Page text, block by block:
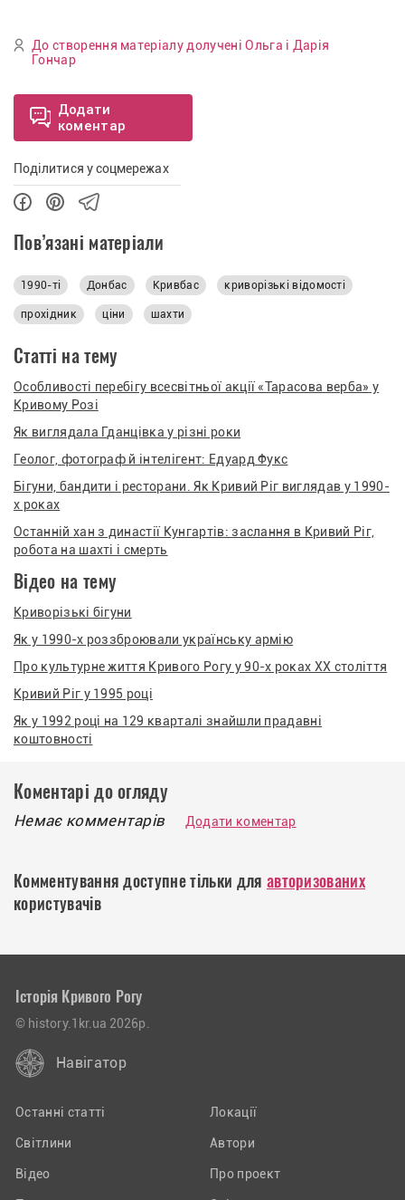
До створення матеріалу долучені Ольга і Дарія
Гончар
Додати
коментар
Поділитися у соцмережах
Пов’язані матеріали
1990-ті Донбас Кривбас криворізькі відомості
прохідник ціни шахти
Статті на тему
Особливості перебігу всесвітньої акції «Тарасова верба» у
Кривому Розі
Як виглядала Гданцівка у різні роки
Геолог, фотограф й інтелігент: Едуард Фукс
Бігуни, бандити і ресторани. Як Кривий Ріг виглядав у 1990-
х роках
Останній хан з династії Кунгартів: заслання в Кривий Ріг,
робота на шахті і смерть
Відео на тему
Криворізькі бігуни
Як у 1990-х роззброювали українську армію
Про культурне життя Кривого Рогу у 90-х роках XX століття
Кривий Ріг у 1995 році
Як у 1992 році на 129 кварталі знайшли прадавні
коштовності
Коментарі до огляду
Немає комментарів Додати коментар
Комментування доступне тільки для авторизованих
користувачів
Історія Кривого Рогу
© history.1kr.ua 2026р.
Навігатор
Останні статті
Світлини
Відео
Локації
Автори
Про проект